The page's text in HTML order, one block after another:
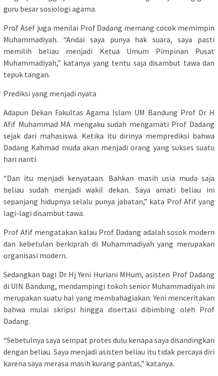
guru besar sosiologi agama.
Prof Asef juga menilai Prof Dadang memang cocok memimpin
Muhammadiyah. “Andai saya punya hak suara, saya pasti
memilih beliau menjadi Ketua Umum Pimpinan Pusat
Muhammadiyah,” katanya yang tentu saja disambut tawa dan
tepuk tangan.
Prediksi yang menjadi nyata
Adapun Dekan Fakultas Agama Islam UM Bandung Prof Dr H
Afif Muhammad MA mengaku sudah mengamati Prof Dadang
sejak dari mahasiswa. Ketika itu dirinya memprediksi bahwa
Dadang Kahmad muda akan menjadi orang yang sukses suatu
hari nanti.
“Dan itu menjadi kenyataan. Bahkan masih usia muda saja
beliau sudah menjadi wakil dekan. Saya amati beliau ini
sepanjang hidupnya selalu punya jabatan,” kata Prof Afif yang
lagi-lagi disambut tawa.
Prof Afif mengatakan kalau Prof Dadang adalah sosok modern
dan kebetulan berkiprah di Muhammadiyah yang merupakan
organisasi modern.
Sedangkan bagi Dr Hj Yeni Huriani MHum, asisten Prof Dadang
di UIN Bandung, mendampingi tokoh senior Muhammadiyah ini
merupakan suatu hal yang membahagiakan. Yeni menceritakan
bahwa mulai skripsi hingga disertasi dibimbing oleh Prof
Dadang.
“Sebetulnya saya sempat protes dulu kenapa saya disandingkan
dengan beliau. Saya menjadi asisten beliau itu tidak percaya diri
karena saya merasa masih kurang pantas,” katanya.